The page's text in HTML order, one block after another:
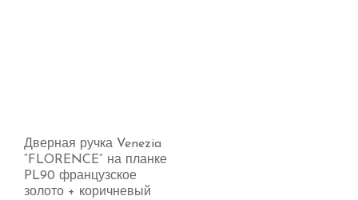
Дверная ручка Venezia
“FLORENCE” на планке
PL90 французское
золото + коричневый